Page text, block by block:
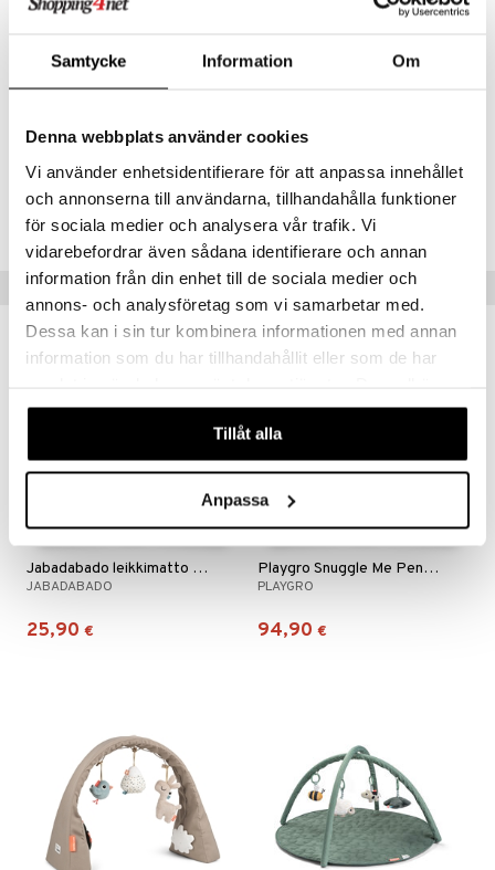
Samtycke Information Om
Denna webbplats använder cookies
Vi använder enhetsidentifierare för att anpassa innehållet
och annonserna till användarna, tillhandahålla funktioner
för sociala medier och analysera vår trafik. Vi
vidarebefordrar även sådana identifierare och annan
information från din enhet till de sociala medier och
annons- och analysföretag som vi samarbetar med.
Dessa kan i sin tur kombinera informationen med annan
information som du har tillhandahållit eller som de har
våra cookies vid fortsatt användande av vår webbplats.
Tillåt alla
Anpassa
Kun lapsi kasvaa, kaaret voidaan irrottaa ja babygymiä voidaan
0 kk+
Tuotenumero
TSK59-1-XX
Suositut tuotteet
Jabadabado leikkimatto Bunny
JABADABADO
25,90 €
Playgro Snuggle Me Penguin Tummy Time Jumppalelu
PLAYGRO
94,90 €